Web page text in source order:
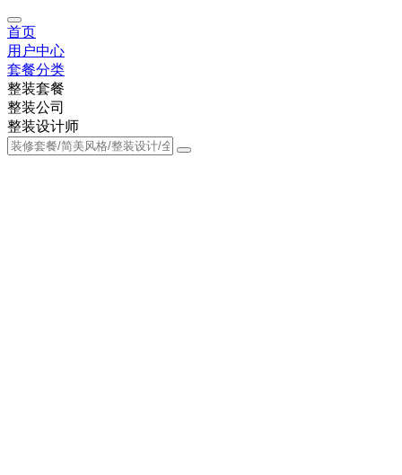
首页
用户中心
套餐分类
整装套餐
整装公司
整装设计师